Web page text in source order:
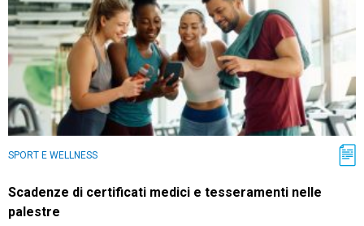
SPORT E WELLNESS
Scadenze di certificati medici e tesseramenti nelle
palestre